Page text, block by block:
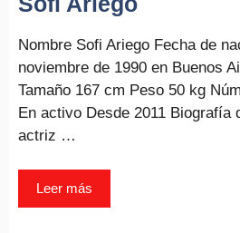
Nombre Sofi Ariego Fecha de
noviembre de 1990 en Buenos
Tamaño 167 cm Peso 50 kg
En activo Desde 2011 Biografía
actriz …
Leer más